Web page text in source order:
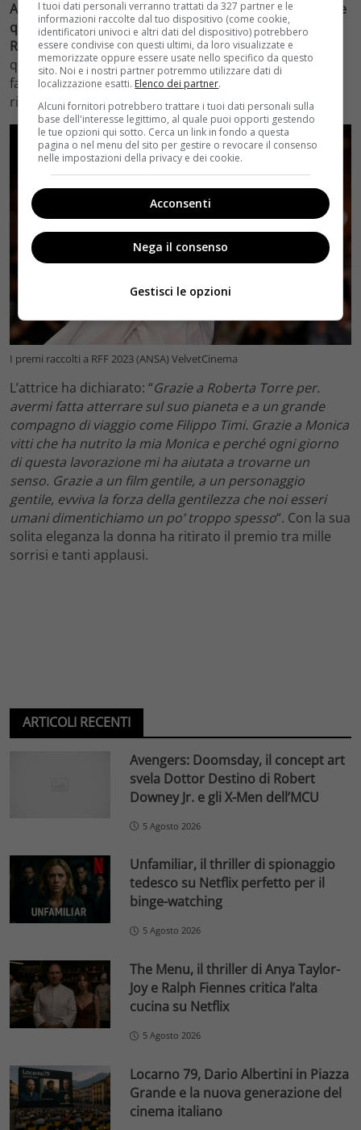
Alice Rohrwacher ha vinto un premio molto importante
quello per la Miglior attrice della Festa del Cinema di
Roma 2023 e che è dedicato a Monica Vitti.Il film con il
quale l’attrice si è aggiudicata il riconoscimento è Mi
fanno male i capelli di Roberta Torre che ha ricevuto
risposte positive da critica e pubblico.
I premi raccolti a RFF 2023 (ANSA) VelvetCinema
L’attrice ha dichiarato: “Grazie a Roberta Torre per.
avermi fatta atterrare sul suo pianeta e a un grande
compagno di viaggio come Filippo Timi. Grazie a Monica
vitti che ha nutrito la mia Monica e perché ogni giorno
di questa lavorazione mi ha aiutata a trovarne un
senso. Grazie a un film gentile, a un personaggio
gentile, evviva la forza della gentilezza che noi esseri
umani dimentichiamo un po’ troppo spesso“. Con la sua
solita eleganza la donna ha ritirato il premio tra mille
sorrisi e tanti applausi.
ARTICOLI RECENTI
Avengers: Doomsday, il concept art
svela Dottor Destino di Robert
Downey Jr. e gli X-Men dell’MCU
5 Agosto 2026
Unfamiliar, il thriller di spionaggio
tedesco su Netflix perfetto per il
binge-watching
5 Agosto 2026
The Menu, il thriller di Anya Taylor-
Joy e Ralph Fiennes critica l’alta
cucina su Netflix
5 Agosto 2026
Locarno 79, Dario Albertini in Piazza
Grande e la nuova generazione del
cinema italiano
I tuoi dati personali verranno trattati da 327 partner e le
informazioni raccolte dal tuo dispositivo (come cookie,
identificatori univoci e altri dati del dispositivo) potrebbero
essere condivise con questi ultimi, da loro visualizzate e
memorizzate oppure essere usate nello specifico da questo
sito. Noi e i nostri partner potremmo utilizzare dati di
localizzazione esatti. Elenco dei partner.
Alcuni fornitori potrebbero trattare i tuoi dati personali sulla
base dell'interesse legittimo, al quale puoi opporti gestendo
le tue opzioni qui sotto. Cerca un link in fondo a questa
pagina o nel menu del sito per gestire o revocare il consenso
nelle impostazioni della privacy e dei cookie.
Acconsenti
Nega il consenso
Gestisci le opzioni